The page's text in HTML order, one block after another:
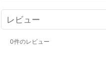
レビュー
0件のレビュー